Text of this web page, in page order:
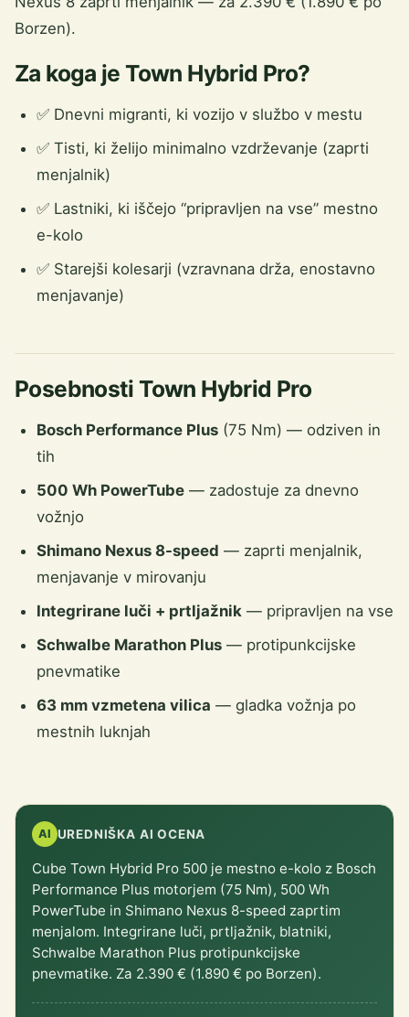
Borzen).
Za koga je Town Hybrid Pro?
✅ Dnevni migranti, ki vozijo v službo v mestu
✅ Tisti, ki želijo minimalno vzdrževanje (zaprti
menjalnik)
✅ Lastniki, ki iščejo “pripravljen na vse” mestno
e-kolo
✅ Starejši kolesarji (vzravnana drža, enostavno
menjavanje)
Posebnosti Town Hybrid Pro
Bosch Performance Plus (75 Nm) — odziven in
tih
500 Wh PowerTube — zadostuje za dnevno
vožnjo
Shimano Nexus 8-speed — zaprti menjalnik,
menjavanje v mirovanju
Integrirane luči + prtljažnik — pripravljen na vse
Schwalbe Marathon Plus — protipunkcijske
pnevmatike
63 mm vzmetena vilica — gladka vožnja po
mestnih luknjah
AI UREDNIŠKA AI OCENA
Cube Town Hybrid Pro 500 je mestno e-kolo z Bosch
Performance Plus motorjem (75 Nm), 500 Wh
PowerTube in Shimano Nexus 8-speed zaprtim
menjalom. Integrirane luči, prtljažnik, blatniki,
Schwalbe Marathon Plus protipunkcijske
pnevmatike. Za 2.390 € (1.890 € po Borzen).